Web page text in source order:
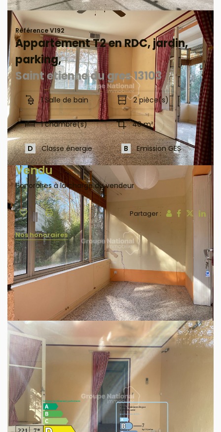
Référence V192
Appartement T2 en RDC, jardin,
parking,
Saint etienne du gres 13103
1 Salle de bain 2 pièce(s)
1 chambre(s) 40 m²
D Classe énergie B Emission GES
Vendu
Honoraires à la charge du vendeur
Partager :
Nos honoraires
A proximité du centre village, appartement T2
d'environ 40 m2 habitable, en RDC d'une
copropriété de 4 appartements, comprenant une
pièce de vie donnant sur une véranda, une cuisine,
une chambre avec placard, une salle d'eau et un
wc séparé. Vous profiterez d'un extérieur d'environ
40 m2 et de 2 places de parking. Charges :
seulement l'assurance de la copropriété.
Diagnostics énergétiques